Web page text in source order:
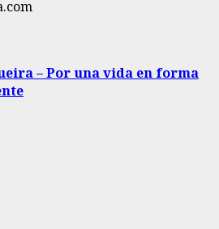
– Por una vida en forma